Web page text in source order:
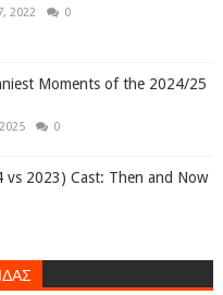
2022 0
Moments of the 2024/25
0
vs 2023) Cast: Then and Now